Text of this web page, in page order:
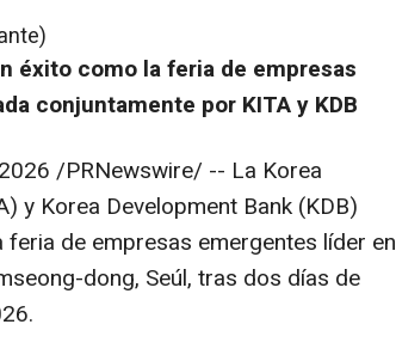
éxito como la feria de empresas
conjuntamente por KITA y KDB
/PRNewswire/ -- La Korea
y Korea Development Bank (KDB)
de empresas emergentes líder en
dong, Seúl, tras dos días de